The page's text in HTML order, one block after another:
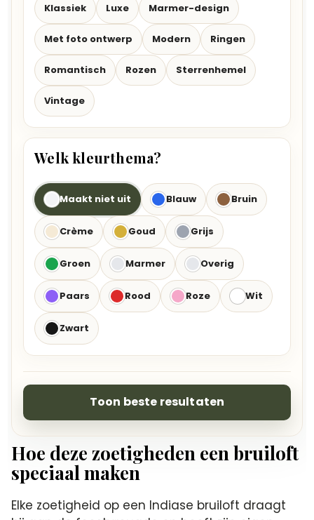
Klassiek Luxe Marmer-design
Met foto ontwerp Modern Ringen
Romantisch Rozen Sterrenhemel
Vintage
Welk kleurthema?
Maakt niet uit Blauw Bruin
Crème Goud Grijs
Groen Marmer Overig
Paars Rood Roze Wit
Zwart
Toon beste resultaten
Hoe deze zoetigheden een bruiloft
speciaal maken
Elke zoetigheid op een Indiase bruiloft draagt